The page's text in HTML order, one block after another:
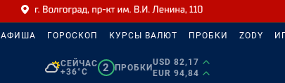
АФИША ГОРОСКОП КУРСЫ ВАЛЮТ ПРОБКИ ZODY
СЕЙЧАС
+36°C
2 ПРОБКИ
USD 82,17
EUR 94,84